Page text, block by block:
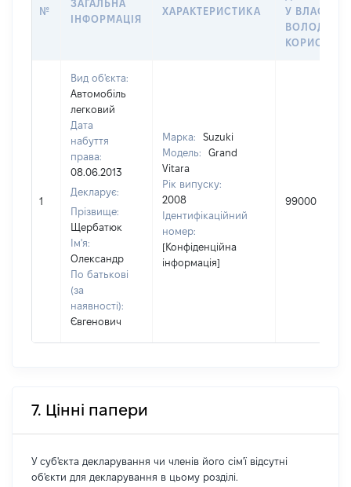
№
ЗАГАЛЬНА
ІНФОРМАЦІЯ
ХАРАКТЕРИСТИКА
У
1
Вид об'єкта:
Автомобіль
легковий
Дата
набуття
права:
08.06.2013
Декларує:
Прізвище:
Щербатюк
Ім'я:
Олександр
По батькові
(за
наявності):
Євгенович
Марка:
Suzuki
Модель:
Grand
Vitara
Рік випуску:
2008
Ідентифікаційний
номер:
[Конфіденційна
інформація]
99000
7. Цінні папери
У суб'єкта декларування чи членів його сім'ї відсутні
об'єкти для декларування в цьому розділі.